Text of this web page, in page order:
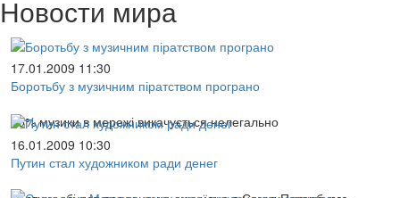
Новости мира
17.01.2009 11:30
Боротьбу з музичним піратством програно
95% музики в мережі викачується нелегально
16.01.2009 10:30
Путин стал художником ради денег